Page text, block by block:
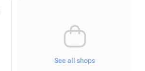
See all shops